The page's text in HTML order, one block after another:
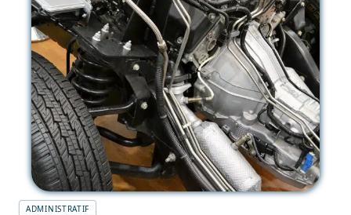
ADMINISTRATIF